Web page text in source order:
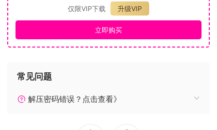
残酷的斗争，挑战恐怖的头目。
每个关卡都设有无数恐怖庞大的百足怪，五头水怪等日本各种
妖魔鬼怪的巨大恐怖头目。
保护自己的同时，深入地狱的深渊展开激烈的反击，除妖斩
仅限VIP下载
升级VIP
立即购买
常见问题
解压密码错误？点击查看》